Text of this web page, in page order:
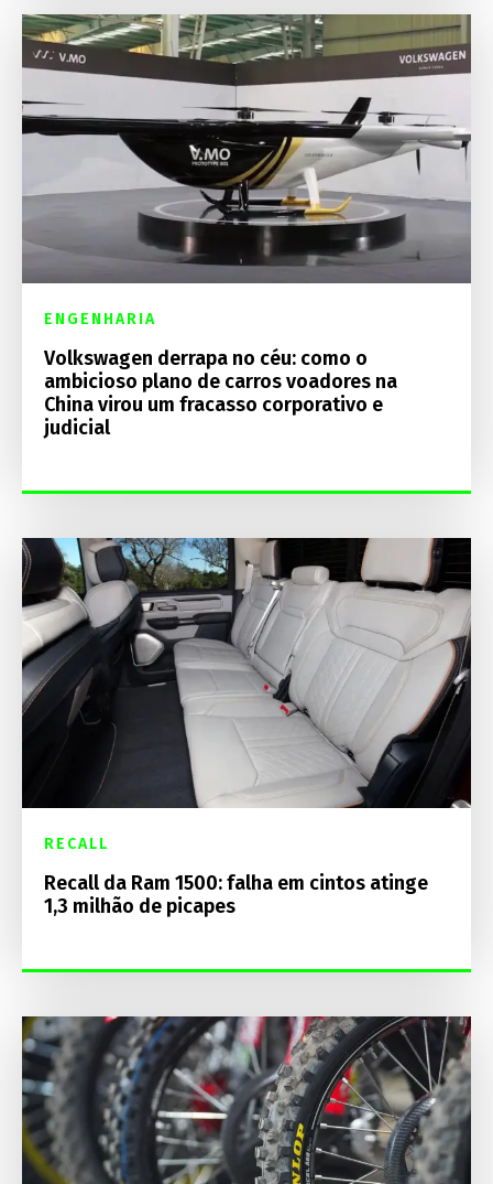
ENGENHARIA
Volkswagen derrapa no céu: como o
ambicioso plano de carros voadores na
China virou um fracasso corporativo e
judicial
RECALL
Recall da Ram 1500: falha em cintos atinge
1,3 milhão de picapes